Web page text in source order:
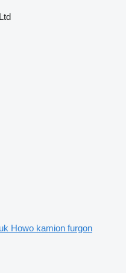
Howo kamion furgon